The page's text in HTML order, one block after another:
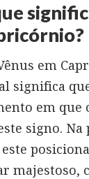
em
significa
em que
signo.
majestoso,